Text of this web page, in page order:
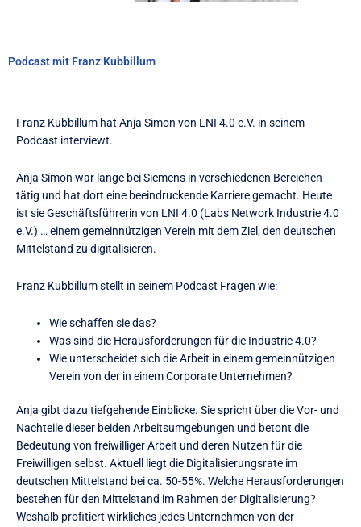
Podcast mit Franz Kubbillum
Franz Kubbillum hat Anja Simon von LNI 4.0 e.V. in seinem
Podcast interviewt.
Anja Simon war lange bei Siemens in verschiedenen Bereichen
tätig und hat dort eine beeindruckende Karriere gemacht. Heute
ist sie Geschäftsführerin von LNI 4.0 (Labs Network Industrie 4.0
e.V.) … einem gemeinnützigen Verein mit dem Ziel, den deutschen
Mittelstand zu digitalisieren.
Franz Kubbillum stellt in seinem Podcast Fragen wie:
Wie schaffen sie das?
Was sind die Herausforderungen für die Industrie 4.0?
Wie unterscheidet sich die Arbeit in einem gemeinnützigen
Verein von der in einem Corporate Unternehmen?
Anja gibt dazu tiefgehende Einblicke. Sie spricht über die Vor- und
Nachteile dieser beiden Arbeitsumgebungen und betont die
Bedeutung von freiwilliger Arbeit und deren Nutzen für die
Freiwilligen selbst. Aktuell liegt die Digitalisierungsrate im
deutschen Mittelstand bei ca. 50-55%. Welche Herausforderungen
bestehen für den Mittelstand im Rahmen der Digitalisierung?
Weshalb profitiert wirkliches jedes Unternehmen von der